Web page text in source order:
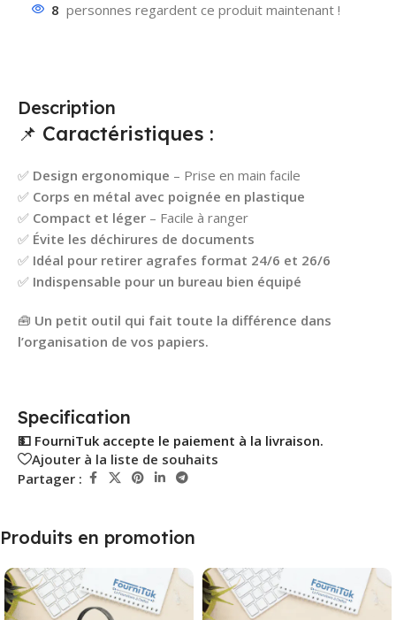
8 personnes regardent ce produit maintenant !
Description
📌 Caractéristiques :
✅ Design ergonomique – Prise en main facile
✅ Corps en métal avec poignée en plastique
✅ Compact et léger – Facile à ranger
✅ Évite les déchirures de documents
✅ Idéal pour retirer agrafes format 24/6 et 26/6
✅ Indispensable pour un bureau bien équipé
🧰 Un petit outil qui fait toute la différence dans
l’organisation de vos papiers.
Specification
💵 FourniTuk accepte le paiement à la livraison.
Ajouter à la liste de souhaits
Partager :
Produits en promotion